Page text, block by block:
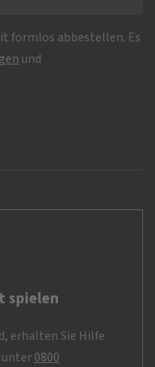
formlos abbestellen. Es
und
spielen
erhalten Sie Hilfe
0800